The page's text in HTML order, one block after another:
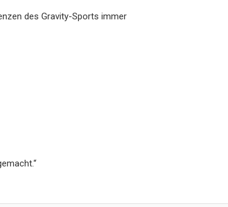
des Gravity-Sports immer